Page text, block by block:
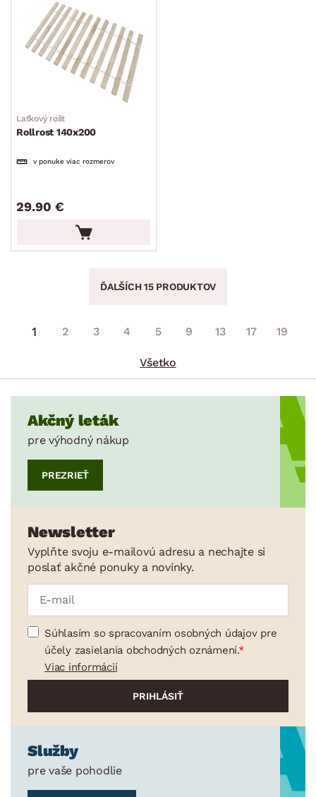
Laťkový rošt
Rollrost 140x200
v ponuke viac rozmerov
29.90 €
ĎALŠÍCH 15 PRODUKTOV
1 2 3 4 5 9 13 17 19
Všetko
Akčný leták
pre výhodný nákup
PREZRIEŤ
Newsletter
Vyplňte svoju e-mailovú adresu a nechajte si
poslať akčné ponuky a novinky.
Súhlasím so spracovaním osobných údajov pre
účely zasielania obchodných oznámení.
Viac informácií
Služby
pre vaše pohodlie